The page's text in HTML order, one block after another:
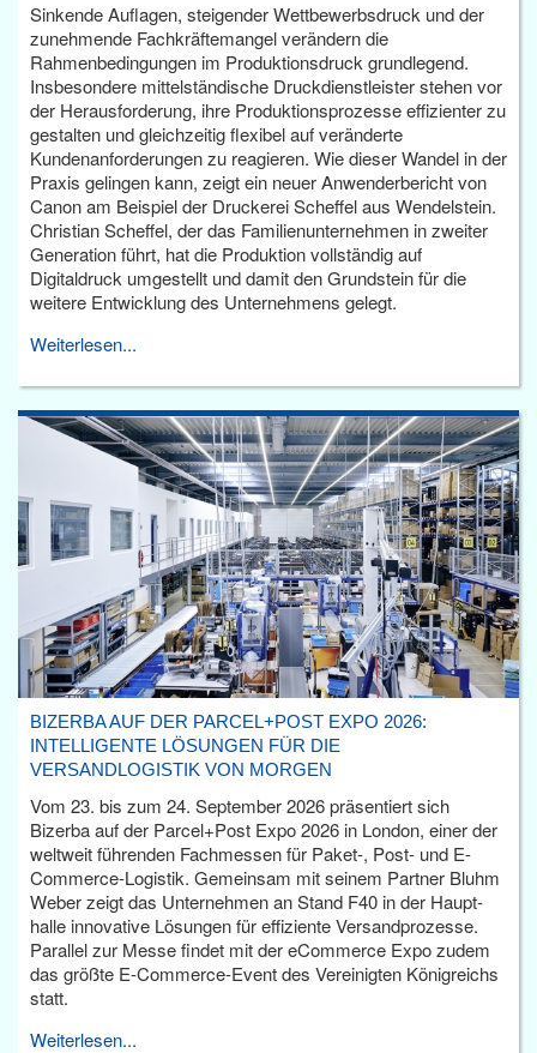
Sinkende Auflagen, steigender Wettbewerbsdruck und der
zunehmende Fachkräftemangel verändern die
Rahmenbedingungen im Produktionsdruck grundlegend.
Insbesondere mittelständische Druckdienstleister stehen vor
der Herausforderung, ihre Produktionsprozesse effizienter zu
gestalten und gleichzeitig flexibel auf veränderte
Kundenanforderungen zu reagieren. Wie dieser Wandel in der
Praxis gelingen kann, zeigt ein neuer Anwenderbericht von
Canon am Beispiel der Druckerei Scheffel aus Wendelstein.
Christian Scheffel, der das Familienunternehmen in zweiter
Generation führt, hat die Produktion vollständig auf
Digitaldruck umgestellt und damit den Grundstein für die
weitere Entwicklung des Unternehmens gelegt.
Weiterlesen...
BIZERBA AUF DER PARCEL+POST EXPO 2026:
INTELLIGENTE LÖSUNGEN FÜR DIE
VERSANDLOGISTIK VON MORGEN
Vom 23. bis zum 24. September 2026 präsentiert sich
Bizerba auf der Parcel+Post Expo 2026 in London, einer der
weltweit führenden Fachmessen für Paket-, Post- und E-
Commerce-Logistik. Gemeinsam mit seinem Partner Bluhm
Weber zeigt das Unternehmen an Stand F40 in der Haupt­
halle innovative Lösungen für effiziente Versandprozesse.
Parallel zur Messe findet mit der eCommerce Expo zudem
das größte E-Commerce-Event des Vereinigten Königreichs
statt.
Weiterlesen...